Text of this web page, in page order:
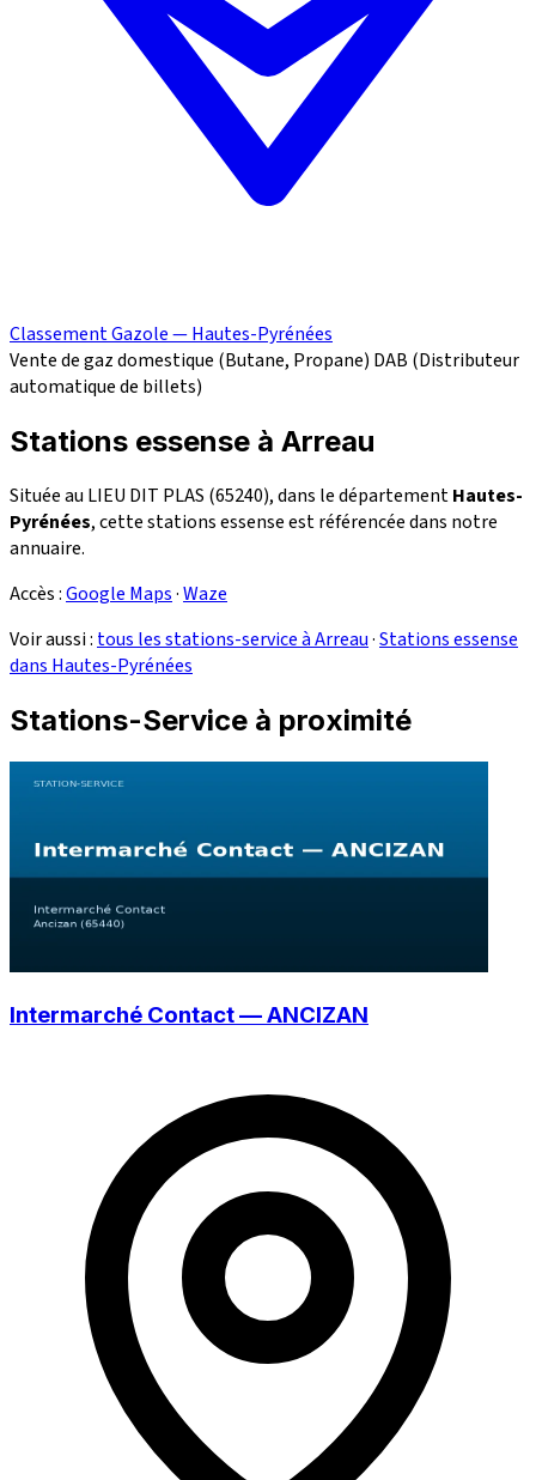
Classement Gazole — Hautes-Pyrénées
Vente de gaz domestique (Butane, Propane) DAB (Distributeur
automatique de billets)
Stations essense à Arreau
Située au LIEU DIT PLAS (65240), dans le départementHautes-
Pyrénées, cette stations essense est référencée dans notre
annuaire.
Accès :Google Maps·Waze
Voir aussi : tous les stations-service à Arreau·Stations essense
dans Hautes-Pyrénées
Stations-Service à proximité
Intermarché Contact — ANCIZAN